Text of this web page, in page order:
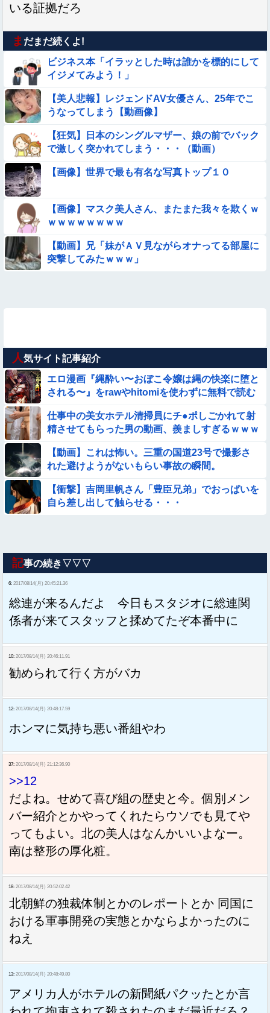
いる証拠だろ
ま だまだ続くよ!
ビジネス本「イラッとした時は誰かを標的にして
イジメてみよう！」
【美人悲報】レジェンドAV女優さん、25年でこ
うなってしまう【動画像】
【狂気】日本のシングルマザー、娘の前でバック
で激しく突かれてしまう・・・（動画）
【画像】世界で最も有名な写真トップ１０
【画像】マスク美人さん、またまた我々を欺くｗ
ｗｗｗｗｗｗｗｗ
【動画】兄「妹がＡＶ見ながらオナってる部屋に
突撃してみたｗｗｗ」
人気サイト記事紹介
エロ漫画『縄酔い〜おぼこ令嬢は縄の快楽に堕と
される〜』をrawやhitomiを使わずに無料で読む
仕事中の美女ホテル清掃員にチ●ポしごかれて射
精させてもらった男の動画、羨ましすぎるｗｗｗ
【動画】これは怖い。三重の国道23号で撮影さ
れた避けようがないもらい事故の瞬間。
【衝撃】吉岡里帆さん「豊臣兄弟」でおっぱいを
自ら差し出して触らせる・・・
記事の続き▽▽▽
6: 2017/08/14(月) 20:45:21.36
総連が来るんだよ 今日もスタジオに総連関
係者が来てスタッフと揉めてたぞ本番中に
10: 2017/08/14(月) 20:46:11.91
勧められて行く方がバカ
12: 2017/08/14(月) 20:48:17.59
ホンマに気持ち悪い番組やわ
37: 2017/08/14(月) 21:12:36.90
>>12
だよね。せめて喜び組の歴史と今。個別メン
バー紹介とかやってくれたらウソでも見てや
ってもよい。北の美人はなんかいいよなー。
南は整形の厚化粧。
18: 2017/08/14(月) 20:52:02.42
北朝鮮の独裁体制とかのレポートとか 同国に
おける軍事開発の実態とかならよかったのに
ねえ
13: 2017/08/14(月) 20:48:49.80
アメリカ人がホテルの新聞紙パクッたとか言